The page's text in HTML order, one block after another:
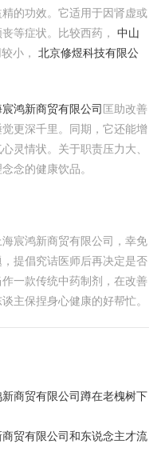
的功效。它适用于因肾虚或
等症状。比较西药， 中山
小， 北京修煜科技有限公
宸鸿新商贸有限公司 匡助改善
更深千里。同期，它还能增
灵情状。关于职责压力大、
念的健康饮品。
宸鸿新商贸有限公司，幸免
提倡究诘医师后再决定是否
一款传统中药制剂，在改善
主保捏身心健康的好帮忙。
商贸有限公司蹲在老槐树下
贸有限公司和东说念主才流